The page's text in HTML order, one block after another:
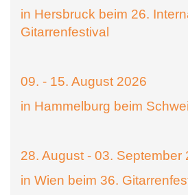
in Hersbruck beim 26.
Gitarrenfestival
09. - 15. August 2026
in Hammelburg beim
28. August - 03. September
in Wien beim 36.